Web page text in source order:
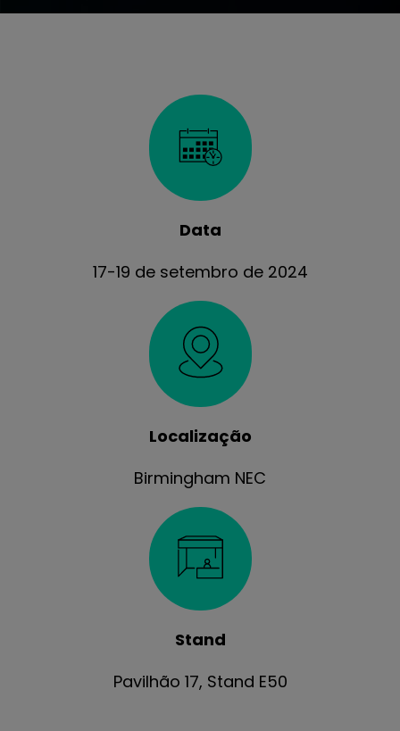
Data
17-19 de setembro de 2024
Localização
Birmingham NEC
Stand
Pavilhão 17, Stand E50